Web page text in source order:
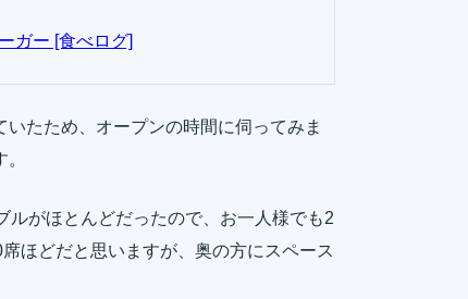
ガー [食べログ]
たため、オープンの時間に伺ってみま
ルがほとんどだったので、お一人様でも2
ほどだと思いますが、奥の方にスペース